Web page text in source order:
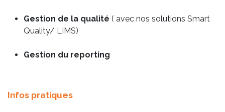
Gestion de la qualité ( avec nos solutions Smart
Quality/ LIMS)
Gestion du reporting
Infos pratiques